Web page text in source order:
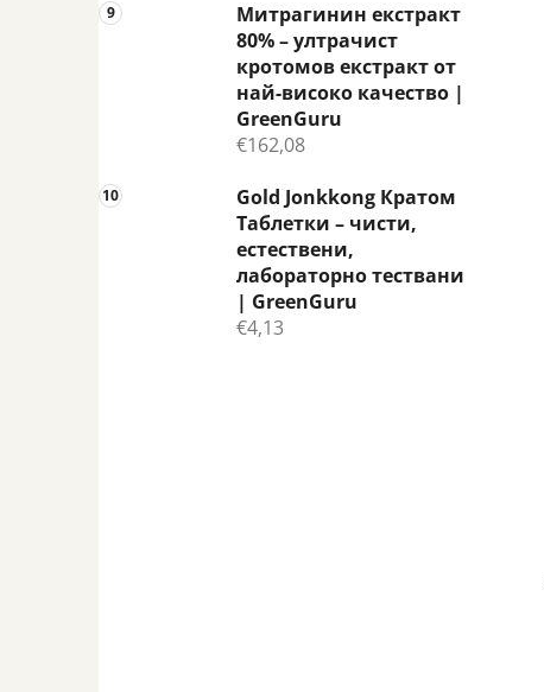
Митрагинин екстракт
80% – ултрачист
кротомов екстракт от
най-високо качество |
GreenGuru
€162,08
Gold Jonkkong Кратом
Таблетки – чисти,
естествени,
лабораторно тествани
| GreenGuru
€4,13